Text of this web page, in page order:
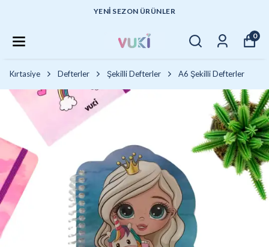
YENI SEZON ÜRÜNLER
0
Kırtasiye Defterler Şekilli Defterler A6 Şekilli Defterler